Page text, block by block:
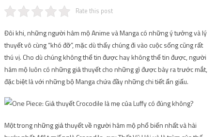
Rate this post
Đôi khi, những người hâm mộ Anime và Manga có những ý tưởng và lý
thuyết vô cùng “khó đỡ”, mặc dù thấy chúng đi vào cuộc sống cũng rất
thú vị. Cho dù chúng không thể tin được hay không thể tin được, người
hâm mộ luôn có những giả thuyết cho những gì được bày ra trước mắt,
đặc biệt là với những bộ Manga chứa đầy những chi tiết ẩn giấu.
Một trong những giả thuyết về người hâm mộ phổ biến nhất và hài